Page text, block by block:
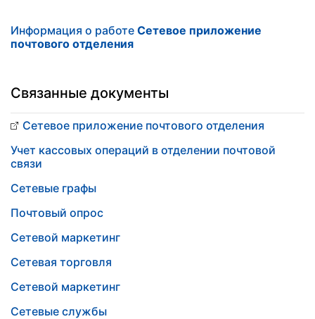
Информация о работе Сетевое приложение
почтового отделения
Связанные документы
Сетевое приложение почтового отделения
Учет кассовых операций в отделении почтовой
связи
Сетевые графы
Почтовый опрос
Сетевой маркетинг
Сетевая торговля
Сетевой маркетинг
Сетевые службы